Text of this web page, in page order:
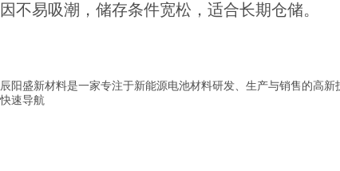
因不易吸潮，储存条件宽松，适合长期仓储。
辰阳盛新材料是一家专注于新能源电池材料研发、生产与销售的高
快速导航